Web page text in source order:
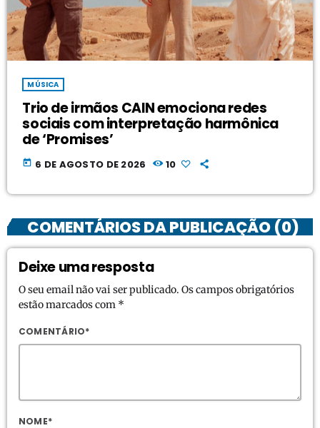
MÚSICA
Trio de irmãos CAIN emociona redes
sociais com interpretação harmônica
de ‘Promises’
today 6 DE AGOSTO DE 2026 10
COMENTÁRIOS DA PUBLICAÇÃO (0)
Deixe uma resposta
O seu email não vai ser publicado. Os campos obrigatórios
estão marcados com *
COMENTÁRIO*
NOME*